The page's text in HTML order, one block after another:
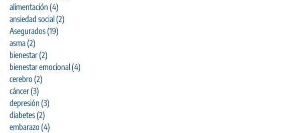
alimentación (4)
ansiedad social(2)
Asegurados(19)
asma(2)
bienestar(2)
bienestar emocional(4)
cerebro (2)
cáncer(3)
depresión (3)
diabetes(2)
embarazo (4)